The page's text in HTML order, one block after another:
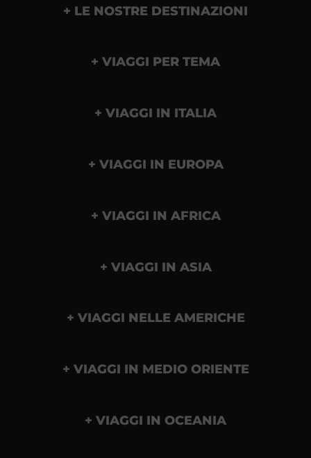
LE NOSTRE DESTINAZIONI
VIAGGI PER TEMA
VIAGGI IN ITALIA
VIAGGI IN EUROPA
VIAGGI IN AFRICA
VIAGGI IN ASIA
VIAGGI NELLE AMERICHE
VIAGGI IN MEDIO ORIENTE
VIAGGI IN OCEANIA